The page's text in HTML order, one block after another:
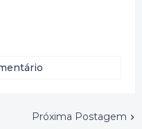
Próxima Postagem